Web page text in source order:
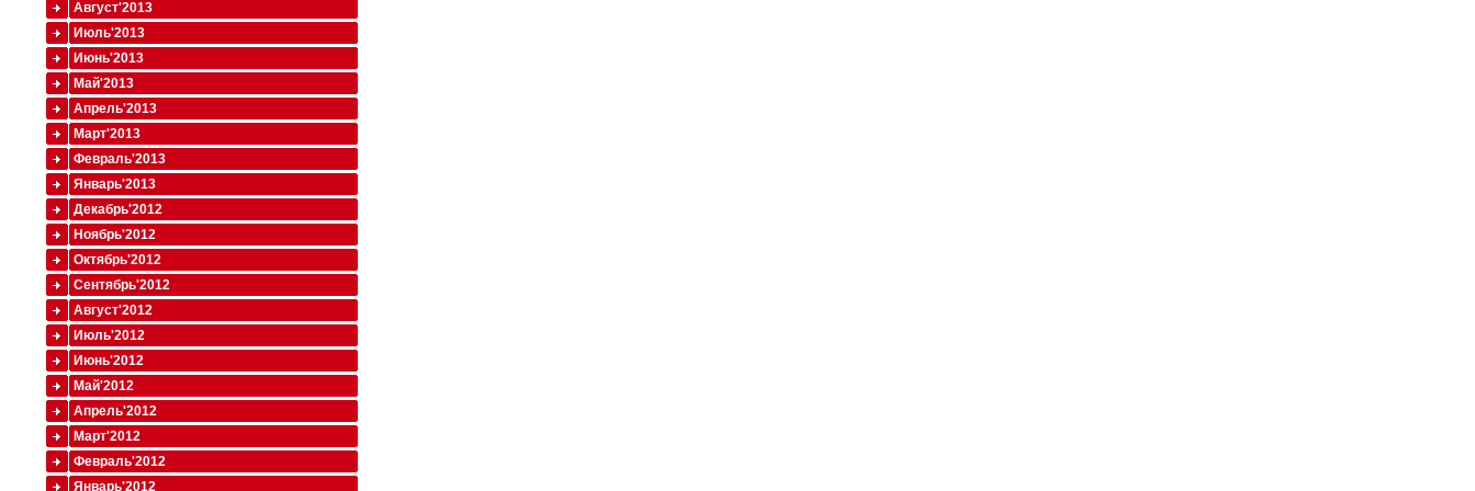
Август'2013
Июль'2013
Июнь'2013
Май'2013
Апрель'2013
Март'2013
Февраль'2013
Январь'2013
Декабрь'2012
Ноябрь'2012
Октябрь'2012
Сентябрь'2012
Август'2012
Июль'2012
Июнь'2012
Май'2012
Апрель'2012
Март'2012
Февраль'2012
Январь'2012